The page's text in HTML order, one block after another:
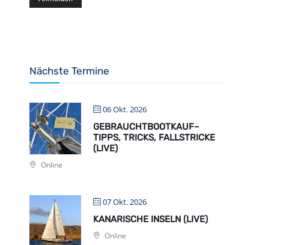
Nächste Termine
06 Okt. 2026
GEBRAUCHTBOOTKAUF–
TIPPS, TRICKS, FALLSTRICKE
(LIVE)
Online
07 Okt. 2026
KANARISCHE INSELN (LIVE)
Online